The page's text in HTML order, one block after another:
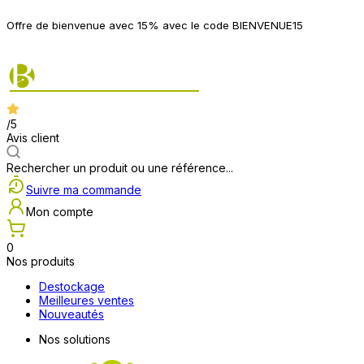
Offre de bienvenue avec 15% avec le code BIENVENUE15
/5
Avis client
Rechercher un produit ou une référence...
Suivre ma commande
Mon compte
0
Nos produits
Destockage
Meilleures ventes
Nouveautés
Nos solutions